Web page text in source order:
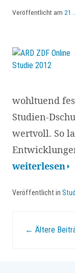
Veröffentlicht am 21.
wohltuend
Studien-
wertvoll. So
ARD/ZDF
Studie
weiterlesen
Veröffentlicht in
← Ältere